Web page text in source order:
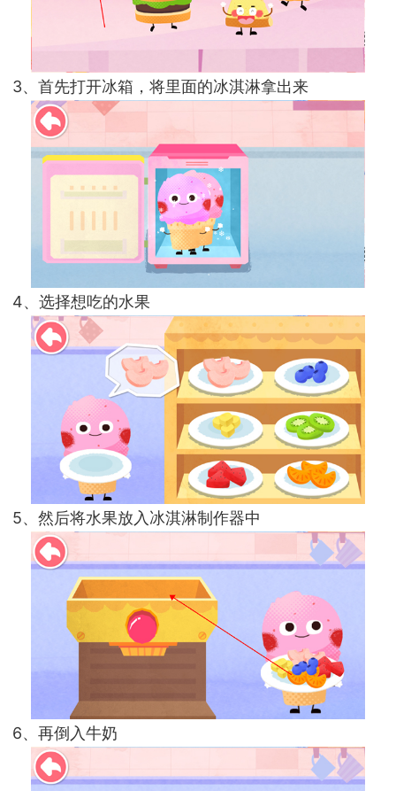
3、首先打开冰箱，将里面的冰淇淋拿出来
4、选择想吃的水果
5、然后将水果放入冰淇淋制作器中
6、再倒入牛奶